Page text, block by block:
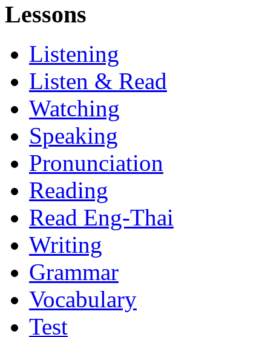
Lessons
Listening
Listen & Read
Watching
Speaking
Pronunciation
Reading
Read Eng-Thai
Writing
Grammar
Vocabulary
Test